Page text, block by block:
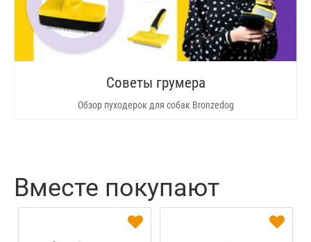
Советы грумера
Обзор пуходерок для собак Bronzedog
Вместе покупают